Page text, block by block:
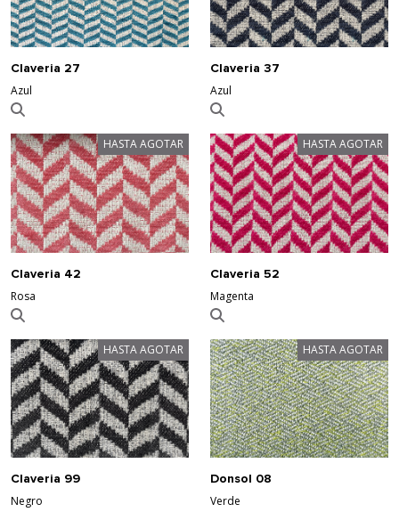
Claveria 27
Azul
Claveria 37
Azul
HASTA AGOTAR
Claveria 42
Rosa
HASTA AGOTAR
Claveria 52
Magenta
HASTA AGOTAR
Claveria 99
Negro
HASTA AGOTAR
Donsol 08
Verde